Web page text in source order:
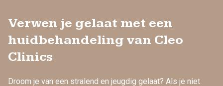
Verwen je gelaat met een
huidbehandeling van Cleo
Clinics
Droom je van een stralend en jeugdig gelaat? Als je niet